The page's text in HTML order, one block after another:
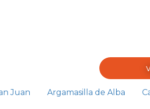
Juan Argamasilla de Alba